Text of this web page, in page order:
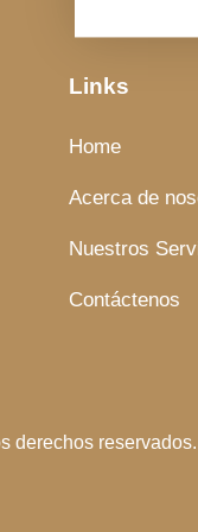
Links
Home
Acerca de
Nuestros
Contáctenos
derechos reservados.